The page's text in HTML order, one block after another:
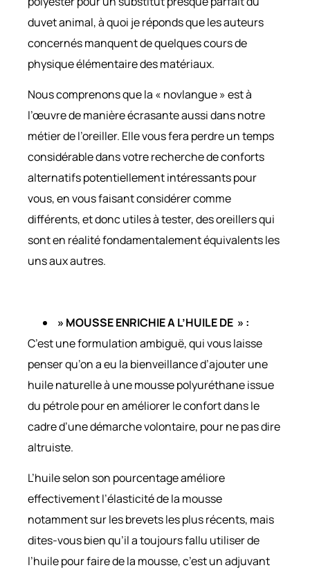
duvet animal, à quoi je réponds que les auteurs
concernés manquent de quelques cours de
physique élémentaire des matériaux.
Nous comprenons que la « novlangue » est à
l’œuvre de manière écrasante aussi dans notre
métier de l’oreiller. Elle vous fera perdre un temps
considérable dans votre recherche de conforts
alternatifs potentiellement intéressants pour
vous, en vous faisant considérer comme
différents, et donc utiles à tester, des oreillers qui
sont en réalité fondamentalement équivalents les
uns aux autres.
» MOUSSE ENRICHIE A L’HUILE DE » :
C’est une formulation ambiguë, qui vous laisse
penser qu’on a eu la bienveillance d’ajouter une
huile naturelle à une mousse polyuréthane issue
du pétrole pour en améliorer le confort dans le
cadre d’une démarche volontaire, pour ne pas dire
altruiste.
L’huile selon son pourcentage améliore
effectivement l’élasticité de la mousse
notamment sur les brevets les plus récents, mais
dites-vous bien qu’il a toujours fallu utiliser de
l’huile pour faire de la mousse, c’est un adjuvant